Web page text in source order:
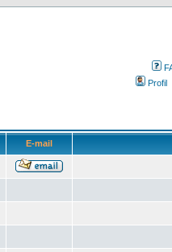
Profil
E-mail